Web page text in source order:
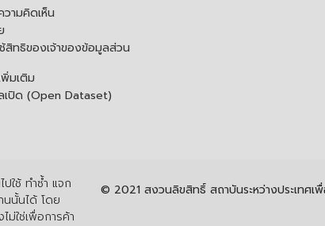
ามคิดเห็น
สิทธิของเจ้าของข้อมูลส่วน
มเติม
ปิด (Open Dataset)
ใช้ ทำซ้ำ แจก
นั้นได้ โดย
ม่ใช่เพื่อการค้า
© 2021 สงวนลิขสิทธิ์ สถาบันระหว่างประเทศเ